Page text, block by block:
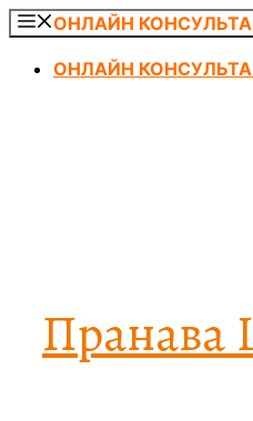
Перейти
содержимому
ОНЛАЙН
ОНЛАЙН